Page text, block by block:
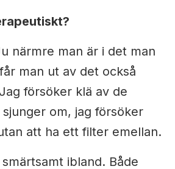
närmre man är i det man
man ut av det också
försöker klä av de
om, jag försöker
att ha ett filter emellan.
ibland. Både